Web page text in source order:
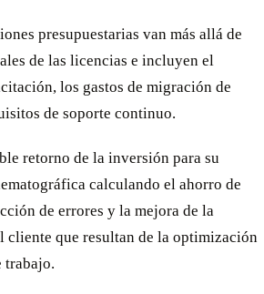
presupuestarias van más allá de
de las licencias e incluyen el
los gastos de migración de
de soporte continuo.
retorno de la inversión para su
calculando el ahorro de
de errores y la mejora de la
cliente que resultan de la optimización
trabajo.